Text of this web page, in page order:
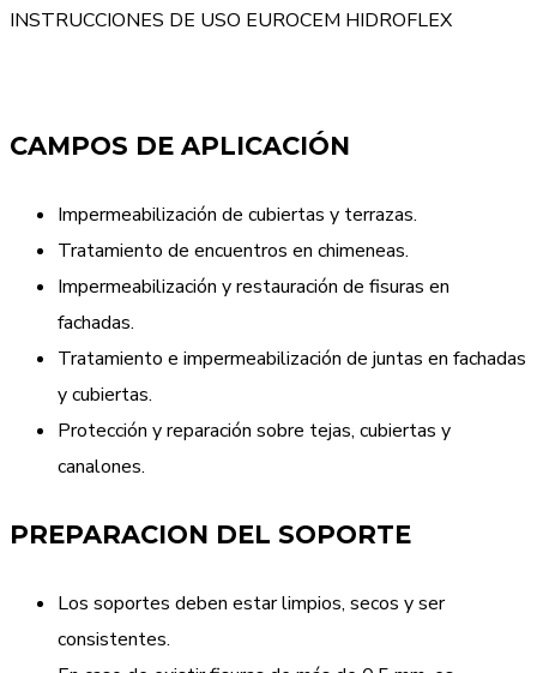
INSTRUCCIONES DE USO EUROCEM HIDROFLEX
CAMPOS DE APLICACIÓN
Impermeabilización de cubiertas y terrazas.
Tratamiento de encuentros en chimeneas.
Impermeabilización y restauración de fisuras en
fachadas.
Tratamiento e impermeabilización de juntas en fachadas
y cubiertas.
Protección y reparación sobre tejas, cubiertas y
canalones.
PREPARACION DEL SOPORTE
Los soportes deben estar limpios, secos y ser
consistentes.